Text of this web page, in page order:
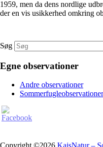
1959, men da dens nordlige
der en vis usikkerhed omkring
Søg
Egne observationer
Andre observationer